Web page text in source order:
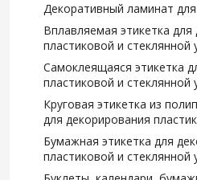
Декоративный ламинат
Вплавляемая этикетка для
пластиковой и стеклянной
Самоклеящаяся этикетка
пластиковой и стеклянной
Круговая этикетка из
для декорирования
Бумажная этикетка для
пластиковой и стеклянной